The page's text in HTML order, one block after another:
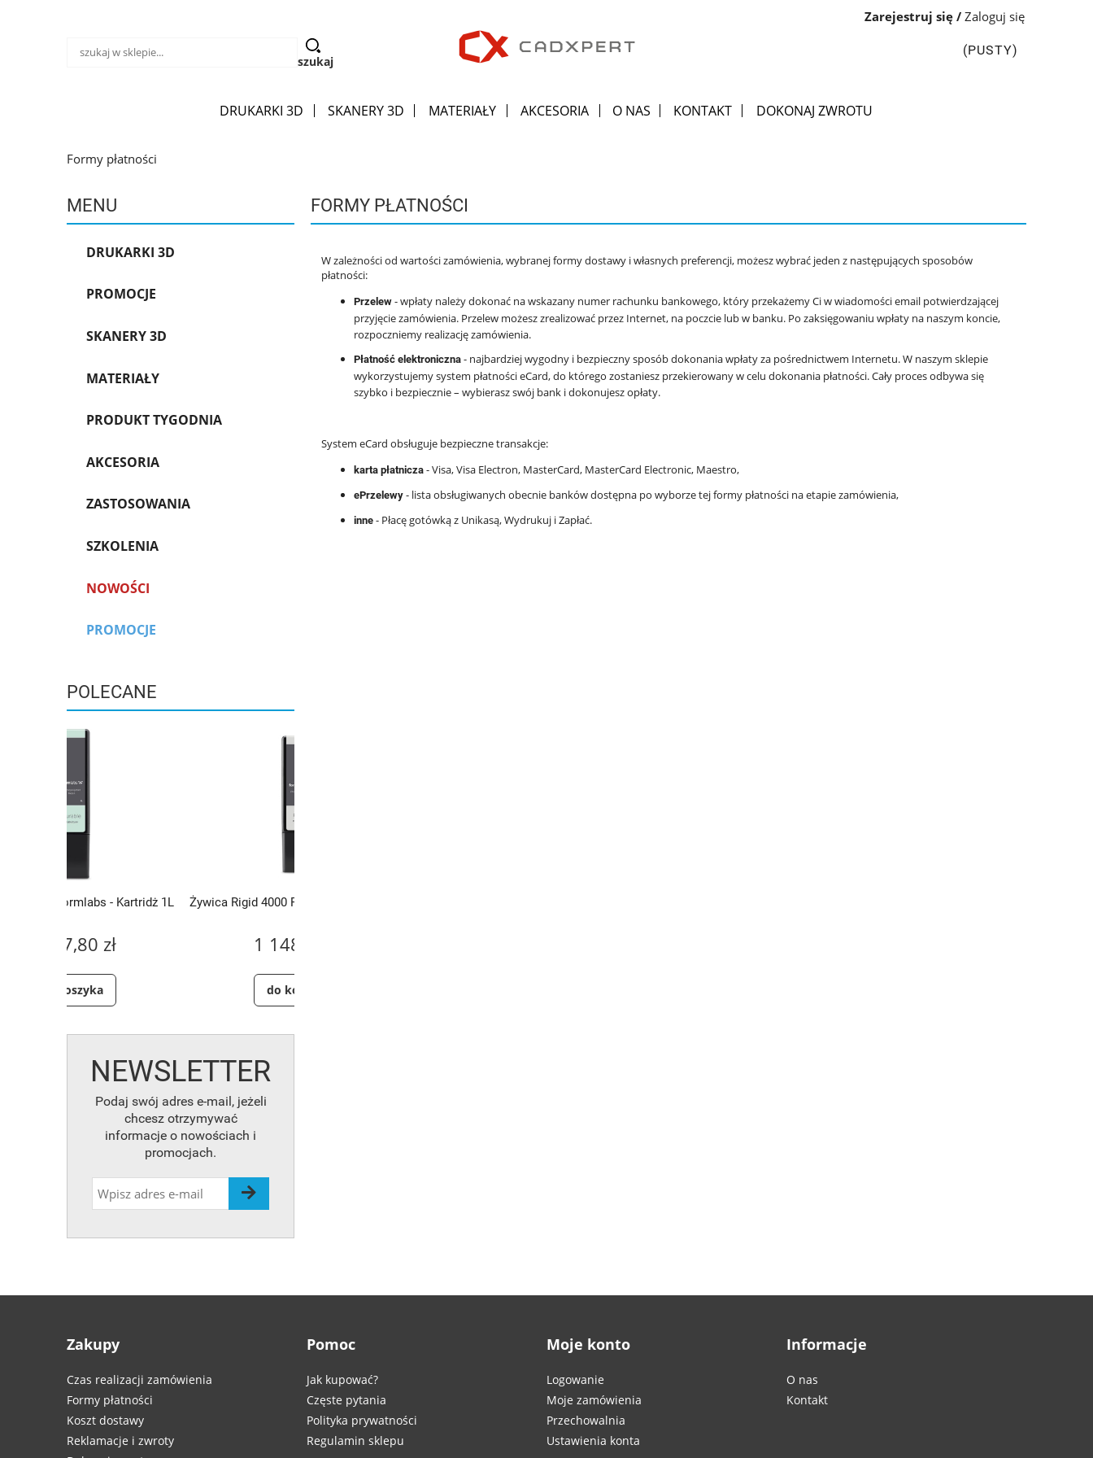
Zarejestruj się Zaloguj się
(PUSTY)
szukaj
DRUKARKI 3D SKANERY 3D MATERIAŁY AKCESORIA O NAS KONTAKT DOKONAJ ZWROTU
Formy płatności
MENU
DRUKARKI 3D
PROMOCJE
SKANERY 3D
MATERIAŁY
PRODUKT TYGODNIA
AKCESORIA
ZASTOSOWANIA
SZKOLENIA
NOWOŚCI
PROMOCJE
POLECANE
Żywica Rigid 4000 Formlabs - Kartridż 1L
NEWSLETTER
Podaj swój adres e-mail, jeżeli
chcesz otrzymywać
informacje o nowościach i
promocjach.
FORMY PŁATNOŚCI
W zależności od wartości zamówienia, wybranej formy dostawy i własnych preferencji, możesz wybrać jeden z następujących sposobów
płatności:
Przelew - wpłaty należy dokonać na wskazany numer rachunku bankowego, który przekażemy Ci w wiadomości email potwierdzającej
przyjęcie zamówienia. Przelew możesz zrealizować przez Internet, na poczcie lub w banku. Po zaksięgowaniu wpłaty na naszym koncie,
rozpoczniemy realizację zamówienia.
Płatność elektroniczna - najbardziej wygodny i bezpieczny sposób dokonania wpłaty za pośrednictwem Internetu. W naszym sklepie
wykorzystujemy system płatności eCard, do którego zostaniesz przekierowany w celu dokonania płatności. Cały proces odbywa się
szybko i bezpiecznie – wybierasz swój bank i dokonujesz opłaty.
System eCard obsługuje bezpieczne transakcje:
karta płatnicza - Visa, Visa Electron, MasterCard, MasterCard Electronic, Maestro,
ePrzelewy - lista obsługiwanych obecnie banków dostępna po wyborze tej formy płatności na etapie zamówienia,
inne - Płacę gotówką z Unikasą, Wydrukuj i Zapłać.
Zakupy
Czas realizacji zamówienia
Formy płatności
Koszt dostawy
Reklamacje i zwroty
Pomoc
Jak kupować?
Częste pytania
Polityka prywatności
Regulamin sklepu
Moje konto
Logowanie
Moje zamówienia
Przechowalnia
Ustawienia konta
Informacje
O nas
Kontakt